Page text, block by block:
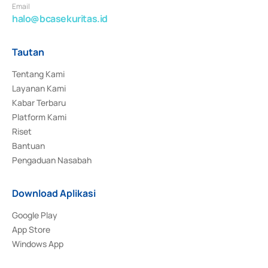
Email
halo@bcasekuritas.id
Tautan
Tentang Kami
Layanan Kami
Kabar Terbaru
Platform Kami
Riset
Bantuan
Pengaduan Nasabah
Download Aplikasi
Google Play
App Store
Windows App